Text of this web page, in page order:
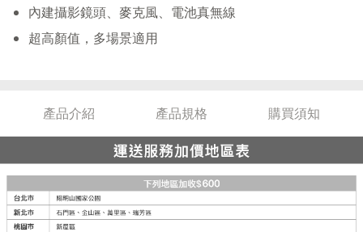
內建攝影鏡頭、麥克風、電池真無線
超高顏值，多場景適用
產品介紹 產品規格 購買須知